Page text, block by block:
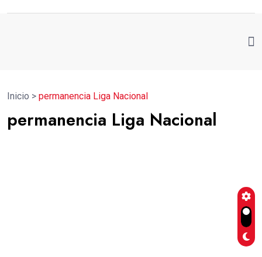
Inicio > permanencia Liga Nacional
permanencia Liga Nacional